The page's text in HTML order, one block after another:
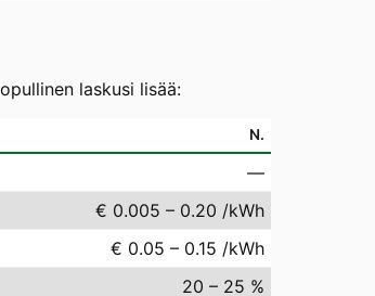
laskusi lisää:
N.
—
€ 0.005 – 0.20 /kWh
€ 0.05 – 0.15 /kWh
20 – 25 %